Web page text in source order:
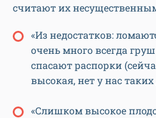
считают их
«Из недостатков:
очень много всегда
спасают распорки
высокая, нет у нас
«Слишком высокое